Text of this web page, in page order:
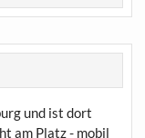
und ist dort
am Platz - mobil